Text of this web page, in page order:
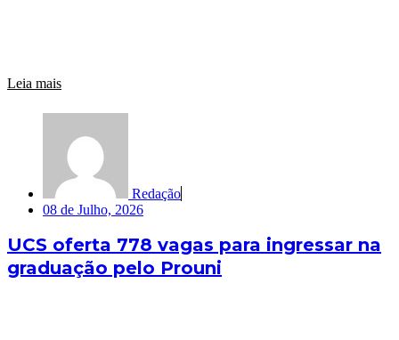
Leia mais
Redação
08 de Julho, 2026
UCS oferta 778 vagas para ingressar na
graduação pelo Prouni